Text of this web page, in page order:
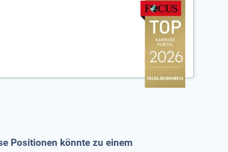
Positionen könnte zu einem